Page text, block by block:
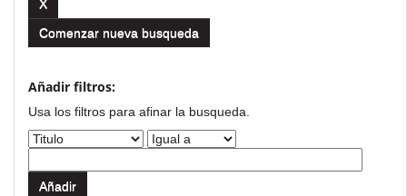
Comenzar nueva busqueda
Añadir filtros:
Usa los filtros para afinar la busqueda.